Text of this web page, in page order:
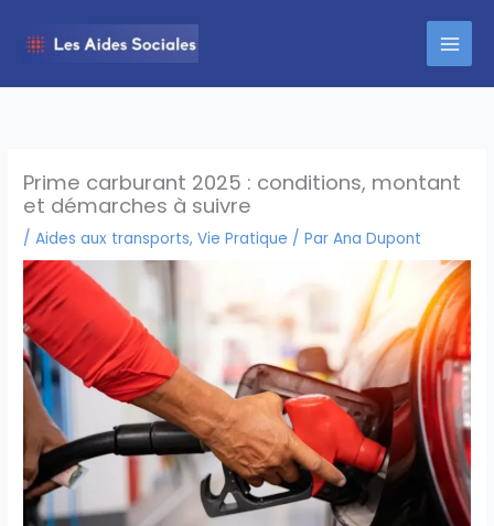
Prime carburant 2025 : conditions, montant
et démarches à suivre
/Aides aux transports,Vie Pratique / ParAna Dupont